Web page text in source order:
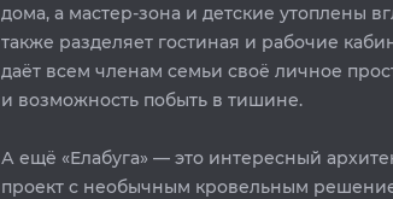
дома, а мастер-зона и детские утоплены
также разделяет гостиная и рабочие
даёт всем членам семьи своё личное
и возможность побыть в тишине. ⁣⁣⠀
А ещё «Елабуга» — это интересный
проект с необычным кровельным